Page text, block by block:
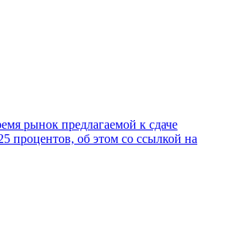
рынок предлагаемой к сдаче
процентов, об этом со ссылкой на